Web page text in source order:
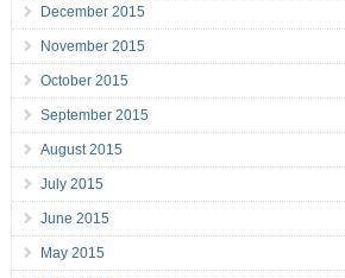
December 2015
November 2015
October 2015
September 2015
August 2015
July 2015
June 2015
May 2015